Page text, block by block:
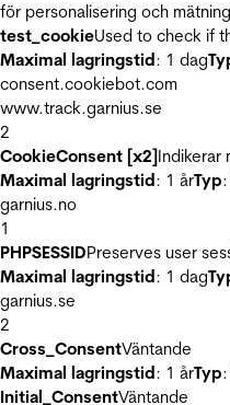
för personalisering och
test_cookieUsed to check if
Maximal lagringstid: 1 dag
consent.cookiebot.com
www.track.garnius.se
2
CookieConsent [x2]Indikerar
Maximal lagringstid: 1 årTyp
garnius.no
1
PHPSESSIDPreserves user
Maximal lagringstid: 1 dag
garnius.se
2
Cross_ConsentVäntande
Maximal lagringstid: 1 årTyp
Initial_ConsentVäntande